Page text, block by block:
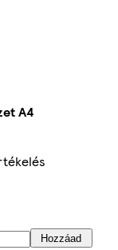
A4
Hozzáad